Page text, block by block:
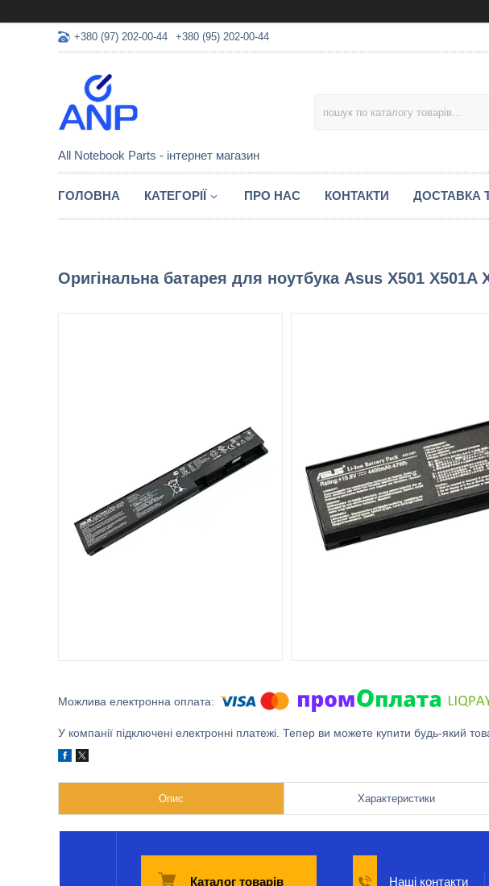
+380 (97) 202-00-44 +380 (95) 202-00-44
All Notebook Parts - інтернет магазин
ГОЛОВНА КАТЕГОРІЇ ПРО НАС КОНТАКТИ ДОСТАВКА
Оригінальна батарея для ноутбука Asus X501 X501A
У компанії підключені електронні платежі. Тепер ви можете купити будь-який
Опис Характеристики
Каталог товарів Наші контакти